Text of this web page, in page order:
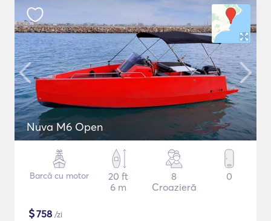
Nuva M6 Open
Barcă cu motor
20 ft
6 m
8
Croazieră
0
$758 /zi